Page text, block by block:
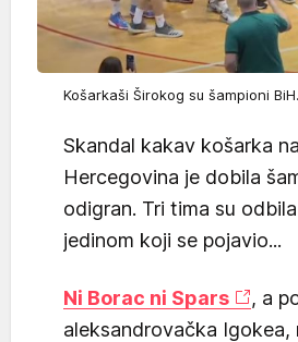
Košarkaši Širokog su šampioni BiH.
Skandal kakav košarka
Hercegovina je dobila
odigran. Tri tima su
jedinom koji se pojavio...
Ni Borac ni Spars
, a
aleksandrovačka Igokea,